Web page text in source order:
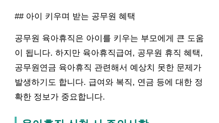
## 아이 키우며 받는 공무원 혜택
공무원 육아휴직은 아이를 키우는 부모에게 큰 도움
이 됩니다. 하지만 육아휴직급여, 공무원 휴직 혜택,
공무원연금 육아휴직 관련해서 예상치 못한 문제가
발생하기도 합니다. 급여와 복직, 연금 등에 대한 정
확한 정보가 중요합니다.